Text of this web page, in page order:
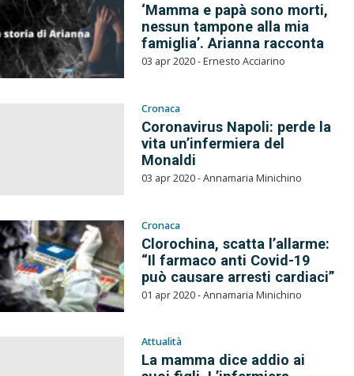
‘Mamma e papà sono morti,
nessun tampone alla mia
famiglia’. Arianna racconta
03 apr 2020 - Ernesto Acciarino
Cronaca
Coronavirus Napoli: perde la
vita un’infermiera del
Monaldi
03 apr 2020 - Annamaria Minichino
Cronaca
Clorochina, scatta l’allarme:
“Il farmaco anti Covid-19
può causare arresti cardiaci”
01 apr 2020 - Annamaria Minichino
Attualità
La mamma dice addio ai